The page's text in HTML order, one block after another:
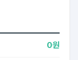
0원